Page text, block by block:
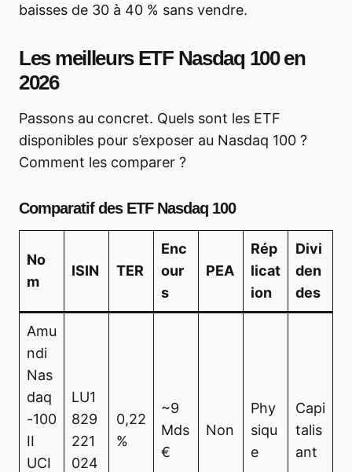
baisses de 30 à 40 % sans vendre.
Les meilleurs ETF Nasdaq 100 en
2026
Passons au concret. Quels sont les ETF
disponibles pour s’exposer au Nasdaq 100 ?
Comment les comparer ?
Comparatif des ETF Nasdaq 100
No
m
ISIN TER
Enc
our
s
PEA
Rép
licat
ion
Divi
den
des
Amu
ndi
Nas
daq
-100
II
UCI
LU1
829
221
024
0,22
%
~9
Mds
€
Non
Phy
siqu
e
Capi
talis
ant